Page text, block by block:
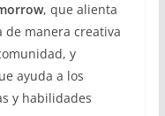
, que alienta
de manera creativa
y
ayuda a los
y habilidades